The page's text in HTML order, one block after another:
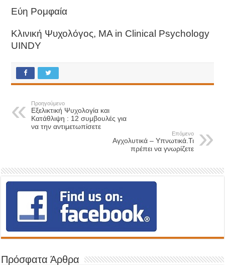
Eύη Ρομφαία
Κλινική Ψυχολόγος, MA in Clinical Psychology
UINDY
Προηγούμενο
Εξελικτική Ψυχολογία και
Κατάθλιψη : 12 συμβουλές για
να την αντιμετωπίσετε
Επόμενο
Αγχολυτικά – Υπνωτικά.Τι
πρέπει να γνωρίζετε
Πρόσφατα Άρθρα